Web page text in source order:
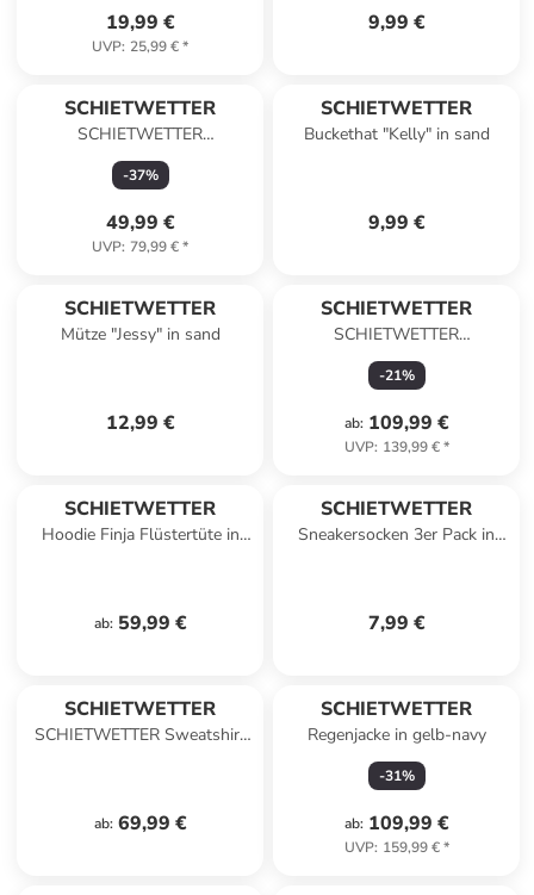
19,99 €
UVP: 25,99 €*
9,99 €
SCHIETWETTER
SCHIETWETTER
Softshellweste Süßwasser
Heike in white
-37%
49,99 €
UVP: 79,99 €*
SCHIETWETTER
Buckethat "Kelly" in sand
9,99 €
SCHIETWETTER
Mütze "Jessy" in sand
12,99 €
SCHIETWETTER
SCHIETWETTER
Funktionsjacke Leuchtturm
Lara in bunt
-21%
ab: 109,99 €
UVP: 139,99 €*
SCHIETWETTER
Hoodie Finja Flüstertüte in
ab: 59,99 €
SCHIETWETTER
Sneakersocken 3er Pack in
7,99 €
SCHIETWETTER
SCHIETWETTER Sweatshirt
ab: 69,99 €
SCHIETWETTER
Regenjacke in gelb-navy
-31%
ab: 109,99 €
UVP: 159,99 €*